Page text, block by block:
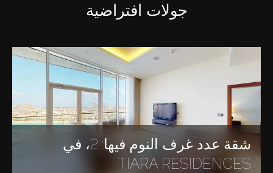
جولات افتراضية
شقة عدد غرف النوم فيها: 2، في
TIARA RESIDENCES